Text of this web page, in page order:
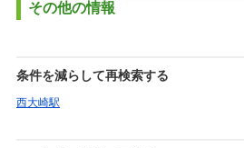
その他の情報
条件を減らして再検索する
西大崎駅